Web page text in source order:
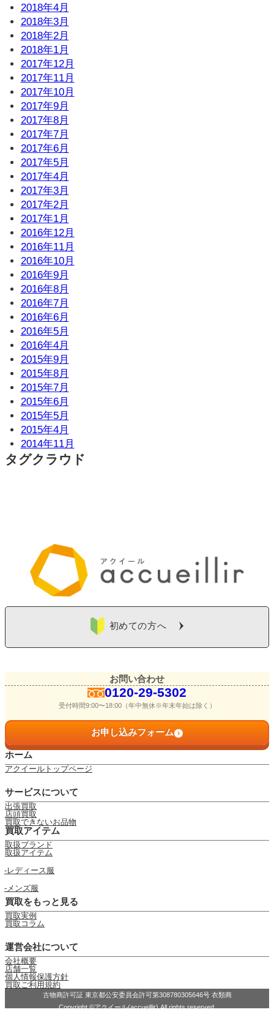
2018年4月
2018年3月
2018年2月
2018年1月
2017年12月
2017年11月
2017年10月
2017年9月
2017年8月
2017年7月
2017年6月
2017年5月
2017年4月
2017年3月
2017年2月
2017年1月
2016年12月
2016年11月
2016年10月
2016年9月
2016年8月
2016年7月
2016年6月
2016年5月
2016年4月
2015年9月
2015年8月
2015年7月
2015年6月
2015年5月
2015年4月
2014年11月
タグクラウド
初めての方へ
お問い合わせ
0120-29-5302
受付時間9:00〜18:00（年中無休※年末年始は除く）
お申し込みフォーム
ホーム
アクイールトップページ
サービスについて
出張買取
店頭買取
買取できないお品物
買取アイテム
取扱ブランド
取扱アイテム
レディース服
メンズ服
買取をもっと見る
買取実例
買取コラム
運営会社について
会社概要
店舗一覧
個人情報保護方針
買取ご利用規約
古物商許可証 東京都公安委員会許可第308780305646号 衣類商
Copyright ©アクイール(accueillir) All rights reserved.